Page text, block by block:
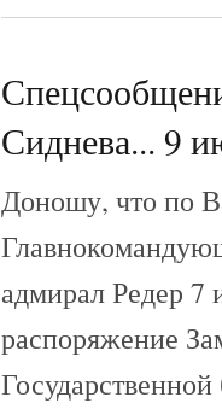
Сиднева... 9
Доношу, что по
адмирал Редер 7
распоряжение